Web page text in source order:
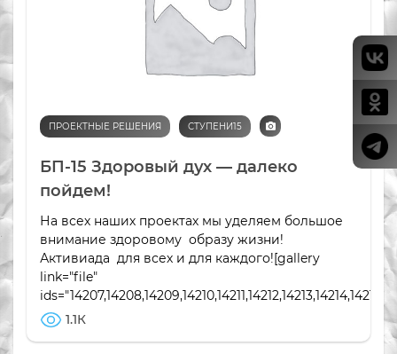
ПРОЕКТНЫЕ РЕШЕНИЯ СТУПЕНИ15
БП-15 Здоровый дух — далеко
пойдем!
На всех наших проектах мы уделяем большое
внимание здоровому образу жизни!
Активиада для всех и для каждого![gallery
link="file"
1.1К